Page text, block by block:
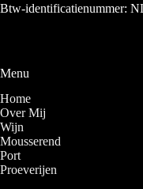
Btw-identificatienummer:
Menu
Home
Over Mij
Wijn
Mousserend
Port
Proeverijen